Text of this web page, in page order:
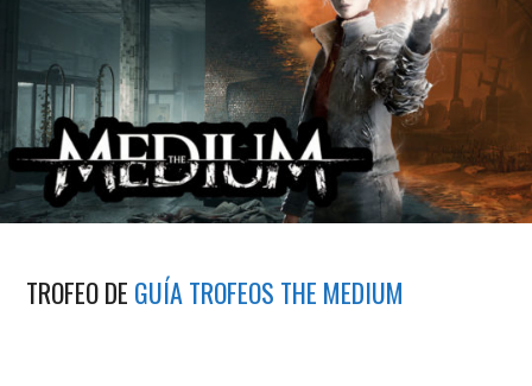
TROFEO DE GUÍA TROFEOS THE MEDIUM